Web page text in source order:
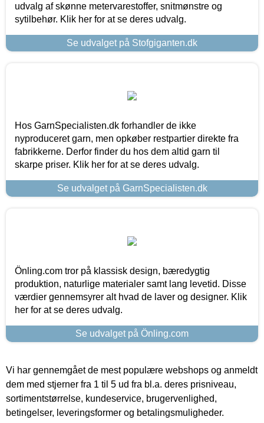
udvalg af skønne metervarestoffer, snitmønstre og
sytilbehør. Klik her for at se deres udvalg.
Se udvalget på Stofgiganten.dk
Hos GarnSpecialisten.dk forhandler de ikke
nyproduceret garn, men opkøber restpartier direkte fra
fabrikkerne. Derfor finder du hos dem altid garn til
skarpe priser. Klik her for at se deres udvalg.
Se udvalget på GarnSpecialisten.dk
Önling.com tror på klassisk design, bæredygtig
produktion, naturlige materialer samt lang levetid. Disse
værdier gennemsyrer alt hvad de laver og designer. Klik
her for at se deres udvalg.
Se udvalget på Önling.com
Vi har gennemgået de mest populære webshops og anmeldt
dem med stjerner fra 1 til 5 ud fra bl.a. deres prisniveau,
sortimentstørrelse, kundeservice, brugervenlighed,
betingelser, leveringsformer og betalingsmuligheder.